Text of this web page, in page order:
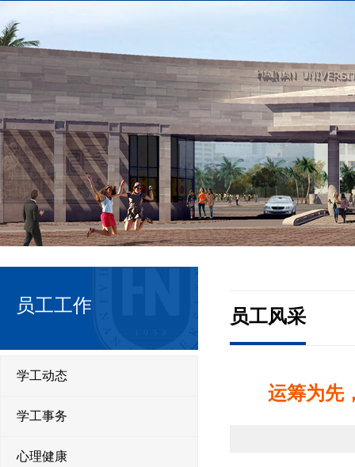
员工工作
学工动态
学工事务
心理健康
员工风采
运筹为先